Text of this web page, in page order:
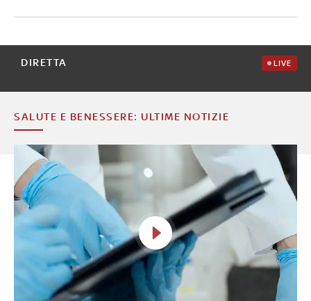
DIRETTA LIVE
SALUTE E BENESSERE: ULTIME NOTIZIE